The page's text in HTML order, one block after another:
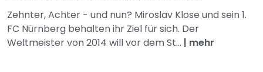
Zehnter, Achter - und nun? Miroslav Klose und sein 1.
FC Nürnberg behalten ihr Ziel für sich. Der
Weltmeister von 2014 will vor dem St... | mehr